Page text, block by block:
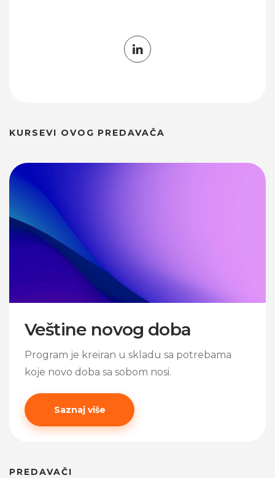
KURSEVI OVOG PREDAVAČA
Veštine novog doba
Program je kreiran u skladu sa potrebama
koje novo doba sa sobom nosi.
Saznaj više
PREDAVAČI